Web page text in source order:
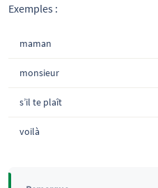
Exemples :
maman
monsieur
s’il te plaît
voilà